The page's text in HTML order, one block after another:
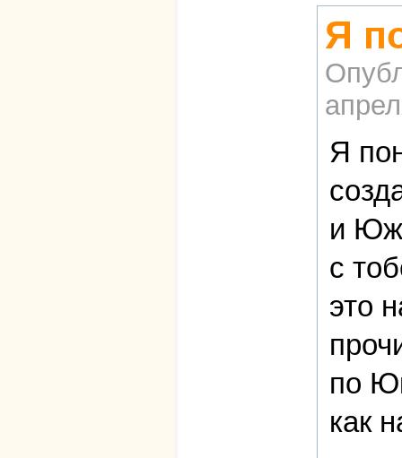
Я
Я
и
с
это
по
как